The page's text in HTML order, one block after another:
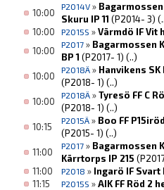
10:00
P2014V »
Skuru IP 11 (P2014- 3)
10:00
P2015S »Värmdö IF Vit
10:00
P2017 » Bagarmossen
BP 1 (P2017- 1) (..)
10:00
P2018Ä » Hanvikens
(P2018- 1) (..)
10:00
P2018Ä »Tyresö FF C
(P2018- 1) (..)
10:15
P2015Ä » Boo FF
(P2015- 1) (..)
11:00
P2017 » Bagarmossen
Kärrtorps IP 215
11:00
P2018 » Ingarö IF Svart
11:15
P2015S »AIK FF Röd 2